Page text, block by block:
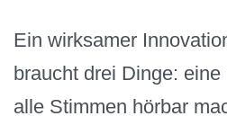
Ein wirksamer
braucht drei Dinge:
alle Stimmen hörbar